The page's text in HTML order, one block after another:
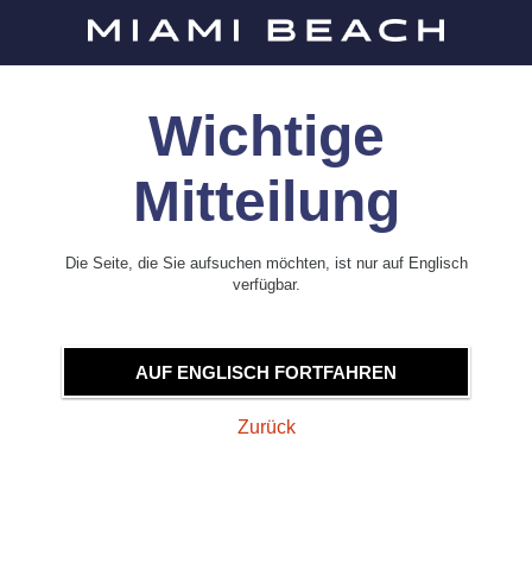
Wichtige
Mitteilung
Die Seite, die Sie aufsuchen möchten, ist nur auf Englisch
verfügbar.
AUF ENGLISCH FORTFAHREN
Zurück